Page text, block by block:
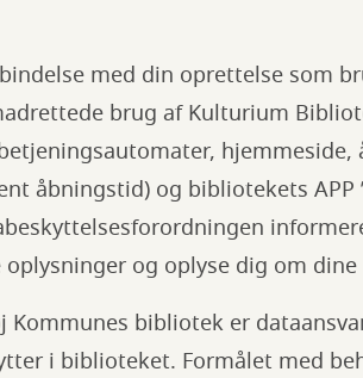
med din oprettelse som
brug af Kulturium
åbningstid) og bibliotekets APP
oplysninger og oplyse dig om
Kommunes bibliotek er
i biblioteket. Formålet med